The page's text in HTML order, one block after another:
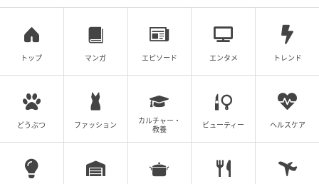
には遠く霞む山並みが見えます。
※価格は全て税込みです。文中に記載のないものは根
津美術館蔵です。在庫はご確認ください。
トップ マンガ エピソード エンタメ トレンド
どうぶつ ファッション
カルチャー・
教養
ビューティー ヘルスケア